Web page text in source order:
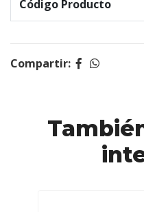
Código Producto
Compartir: